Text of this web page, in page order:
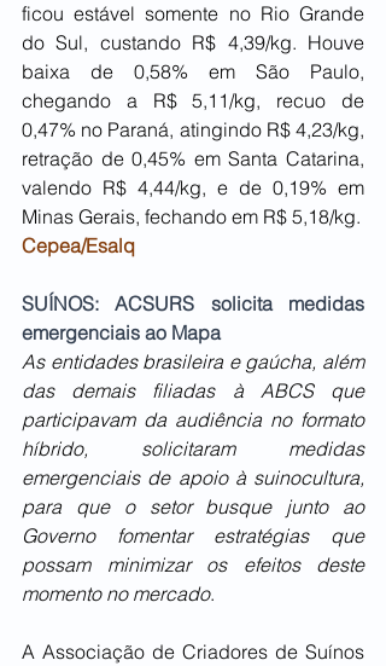
ficou estável somente no Rio Grande
do Sul, custando R$ 4,39/kg. Houve
baixa de 0,58% em São Paulo,
chegando a R$ 5,11/kg, recuo de
0,47% no Paraná, atingindo R$ 4,23/kg,
retração de 0,45% em Santa Catarina,
valendo R$ 4,44/kg, e de 0,19% em
Minas Gerais, fechando em R$ 5,18/kg.
Cepea/Esalq
SUÍNOS: ACSURS solicita medidas
emergenciais ao Mapa
As entidades brasileira e gaúcha, além
das demais filiadas à ABCS que
participavam da audiência no formato
híbrido, solicitaram medidas
emergenciais de apoio à suinocultura,
para que o setor busque junto ao
Governo fomentar estratégias que
possam minimizar os efeitos deste
momento no mercado.
A Associação de Criadores de Suínos